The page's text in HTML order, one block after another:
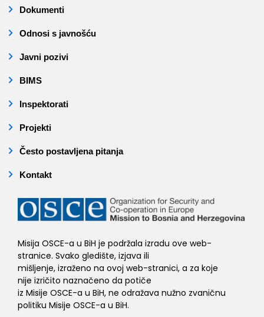
Dokumenti
Odnosi s javnošću
Javni pozivi
BIMS
Inspektorati
Projekti
Često postavljena pitanja
Kontakt
Misija OSCE-a u BiH je podržala izradu ove web-
stranice. Svako gledište, izjava ili
mišljenje, izraženo na ovoj web-stranici, a za koje
nije izričito naznačeno da potiče
iz Misije OSCE-a u BiH, ne odražava nužno zvaničnu
politiku Misije OSCE-a u BiH.